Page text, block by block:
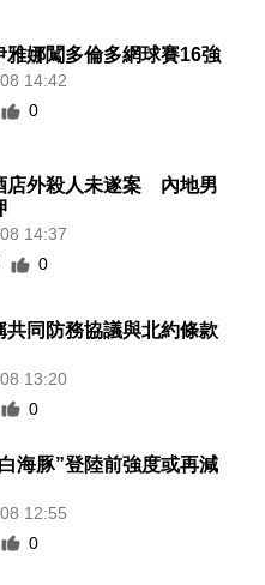
雅娜闖多倫多網球賽16強
14:42
0
店外殺人未遂案 內地男
14:37
0
共同防務協議與北約條款
13:20
0
海豚”登陸前強度或再減
12:55
0